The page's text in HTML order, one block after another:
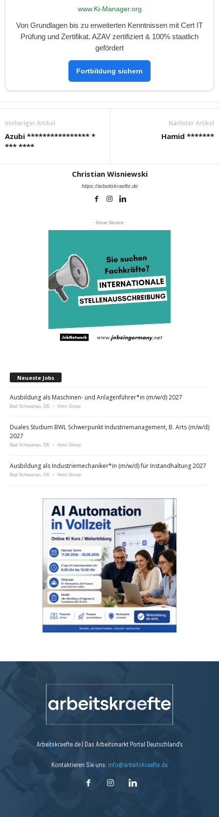
www.Ki-Manager.org
Von Grundlagen bis zu erweiterten Kenntnissen mit Cert IT
Prüfung und Zertifikat. AZAV zertifiziert & 100% staatlich
gefördert
Fortbildung sichern
Vorheriger Artikel
Azubi **************** *
*** ****
Nächster Artikel
Hamid *******
Christian Wisniewski
https://arbeitskraefte.de
- Unser Service -
Neueste Jobs
Ausbildung als Maschinen- und Anlagenführer*in (m/w/d) 2027
Bad Schwartau, DE Hero Group
Duales Studium BWL Schwerpunkt Industriemanagement, B. Arts (m/w/d)
2027
Bad Schwartau, DE Hero Group
Ausbildung als Industriemechaniker*in (m/w/d) für Instandhaltung 2027
Bad Schwartau, DE Hero Group
Arbeitskraefte.de | Das Arbeitsmarkt Portal Deutschland's
Kontaktieren Sie uns: info@arbeitskraefte.de